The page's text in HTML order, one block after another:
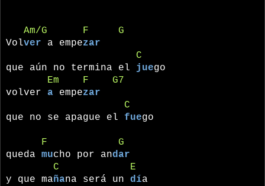
Am/G F
G
Volver a empezar
C
que aún no termina el juego
Em
F
G7
volver a empezar
C
que no se apague el fuego
F
G
queda mucho por andar
C
E
y que mañana será un día